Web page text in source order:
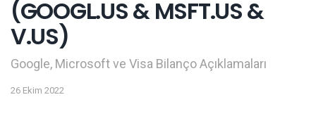
(GOOGL.US & MSFT.US &
V.US)
Google, Microsoft ve Visa Bilanço Açıklamaları
26 Ekim 2022